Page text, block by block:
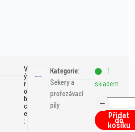
V
ý
r
o
b
c
e
:
Kategorie:
Sekery a
prořezávací
pily
1
skladem
Přidat
do
košíku